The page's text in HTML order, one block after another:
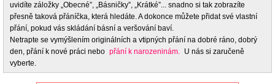
uvidíte záložky „Obecné”, „Básničky”, „Krátké”... snadno si tak zobrazíte
přesně taková přáníčka, která hledáte. A dokonce můžete přidat své vlastní
přání, pokud vás skládání básní a veršování baví.
Netrapte se vymýšlením originálních a vtipných přání na dobré ráno, dobrý
den, přání k nové práci nebo přání k narozeninám. U nás si zaručeně
vyberte.